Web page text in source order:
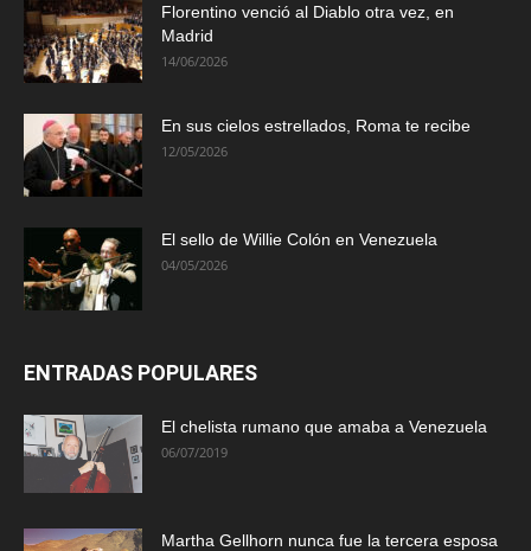
Florentino venció al Diablo otra vez, en
Madrid
14/06/2026
En sus cielos estrellados, Roma te recibe
12/05/2026
El sello de Willie Colón en Venezuela
04/05/2026
ENTRADAS POPULARES
El chelista rumano que amaba a Venezuela
06/07/2019
Martha Gellhorn nunca fue la tercera esposa